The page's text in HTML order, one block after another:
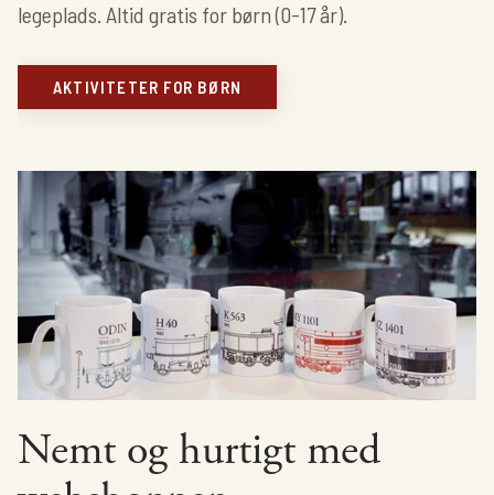
legeplads. Altid gratis for børn (0-17 år).
AKTIVITETER FOR BØRN
Nemt og hurtigt med